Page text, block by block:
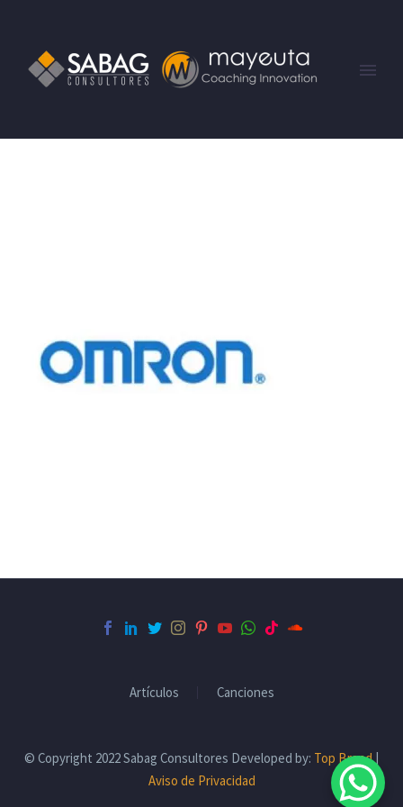
Artículos Canciones
© Copyright 2022 Sabag Consultores Developed by: Top Brand|
Aviso de Privacidad